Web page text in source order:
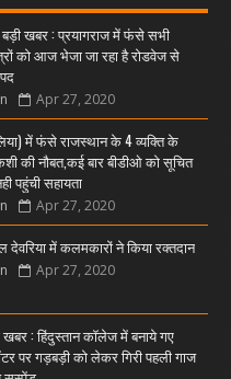
खबर : प्रयागराज में फंसे सभी
को आज भेजा जा रहा है रोडवेज से
Apr 27, 2020
में फंसे राजस्थान के 4 व्यक्ति के
की नौबत,कई बार बीडीओ को सूचित
पहुंची सहायता
Apr 27, 2020
देवरिया में कलमकारों ने किया रक्तदान
Apr 27, 2020
: हिंदुस्तान कॉलेज में बनाये गए
पर गड़बड़ी को लेकर गिरी पहली गाज